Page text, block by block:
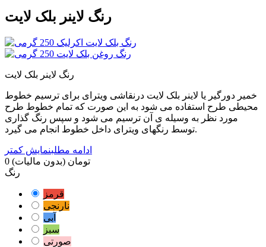
رنگ لاینر بلک لایت
رنگ لاینر بلک لایت
خمیر دورگیر یا لاینر بلک لایت درنقاشی ویترای برای ترسیم خطوط
محیطی طرح استفاده می شود به این صورت که تمام خطوط طرح
مورد نظر به وسیله ی آن ترسیم می شود و سپس رنگ گذاری
توسط رنگهای ویترای داخل خطوط انجام می گیرد.
ادامه مطلبنمایش کمتر
0 تومان (بدون مالیات)
رنگ
قرمز
نارنجی
آبی
سبز
صورتی